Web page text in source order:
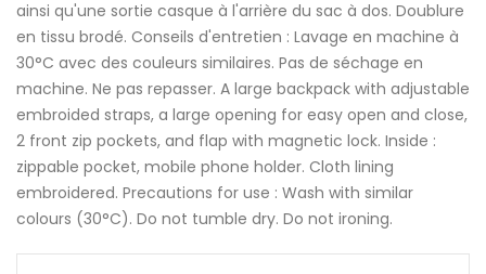
ainsi qu'une sortie casque à l'arrière du sac à dos. Doublure
en tissu brodé. Conseils d'entretien : Lavage en machine à
30°C avec des couleurs similaires. Pas de séchage en
machine. Ne pas repasser. A large backpack with adjustable
embroided straps, a large opening for easy open and close,
2 front zip pockets, and flap with magnetic lock. Inside :
zippable pocket, mobile phone holder. Cloth lining
embroidered. Precautions for use : Wash with similar
colours (30°C). Do not tumble dry. Do not ironing.